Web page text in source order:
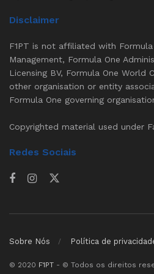
Disclaimer
F1PT is not affiliated with Formula
Management, Formula One
Licensing BV, Formula One World
other organisation or entity
Formula One governing
Copyrighted material used under
Redes Sociais
Sobre Nós Política de
© 2020 F1PT - © Todos os direitos